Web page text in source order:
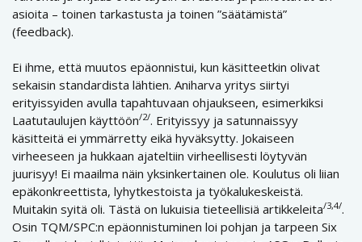
asioita – toinen tarkastusta ja toinen ”säätämistä”
(feedback).
Ei ihme, että muutos epäonnistui, kun käsitteetkin olivat
sekaisin standardista lähtien. Aniharva yritys siirtyi
erityissyiden avulla tapahtuvaan ohjaukseen, esimerkiksi
Laatutaulujen käyttöön/2/. Erityissyy ja satunnaissyy
käsitteitä ei ymmärretty eikä hyväksytty. Jokaiseen
virheeseen ja hukkaan ajateltiin virheellisesti löytyvän
juurisyy! Ei maailma näin yksinkertainen ole. Koulutus oli liian
epäkonkreettista, lyhytkestoista ja työkalukeskeistä.
Muitakin syitä oli. Tästä on lukuisia tieteellisiä artikkeleita/3,4/.
Osin TQM/SPC:n epäonnistuminen loi pohjan ja tarpeen Six